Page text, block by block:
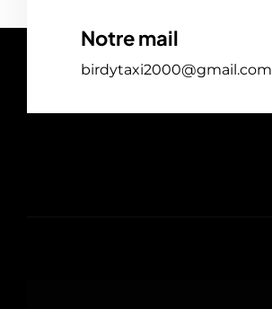
Notre mail
birdytaxi2000@gmail.com